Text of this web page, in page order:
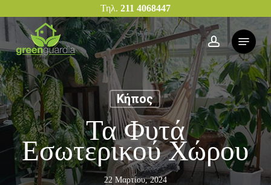
to
content
Τηλ. 211 4068447
account
Menu
Κήπος
Τα Φυτά
Εσωτερικού Χώρου
22 Μαρτίου, 2024